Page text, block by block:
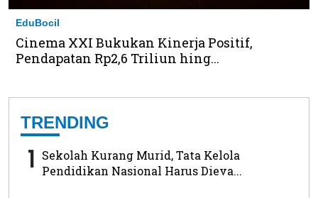
EduBocil
Cinema XXI Bukukan Kinerja Positif,
Pendapatan Rp2,6 Triliun hing...
TRENDING
1 Sekolah Kurang Murid, Tata Kelola
Pendidikan Nasional Harus Dieva...